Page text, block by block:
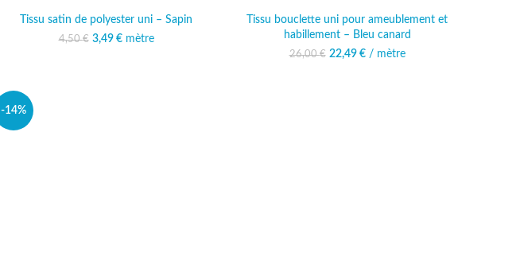
Tissu satin de polyester uni – Sapin
4,50€
Le prix initial était :
3,49 € Le prix actuel est :
mètre
Tissu bouclette uni pour ameublement et
habillement – Bleu canard
26,00€
Le prix initial était :
22,49 € Le prix actuel est :
/ mètre
-14%